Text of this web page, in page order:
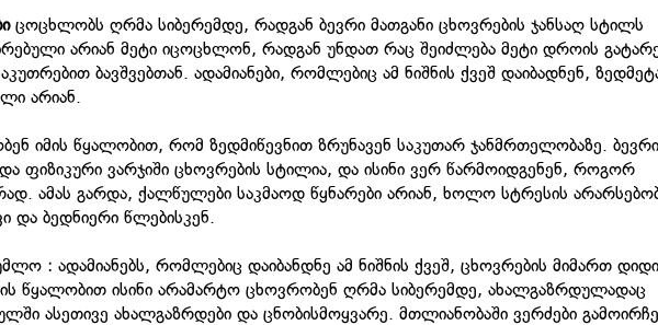
ცოცხლობს ღრმა სიბერემდე, რადგან ბევრი მათგანი ცხოვრების ჯანსაღ სტილს
არიან მეტი იცოცხლონ, რადგან უნდათ რაც შეიძლება მეტი დროის
ბავშვებთან. ადამიანები, რომლებიც ამ ნიშნის ქვეშ დაიბადნენ,
არიან.
იმის წყალობით, რომ ზედმიწევნით ზრუნავენ საკუთარ ჯანმრთელობაზე. ბევრი
ფიზიკური ვარჯიში ცხოვრების სტილია, და ისინი ვერ წარმოიდგენენ, როგორ
ამას გარდა, ქალწულები საკმაოდ წყნარები არიან, ხოლო სტრესის
და ბედნიერი წლებისკენ.
: ადამიანებს, რომლებიც დაიბანდნე ამ ნიშნის ქვეშ, ცხოვრების მიმართ დიდი
წყალობით ისინი არამარტო ცხოვრობენ ღრმა სიბერემდე, ახალგაზრდულადაც
ასეთივე ახალგაზრდები და ცნობისმოყვარე. მთლიანობაში ვერძები